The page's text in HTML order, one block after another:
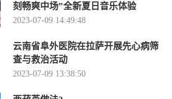
刻畅爽中场”全新夏日音乐体验
2023-07-09 14:49:48
云南省阜外医院在拉萨开展先心病筛
查与救治活动
2023-07-09 13:38:50